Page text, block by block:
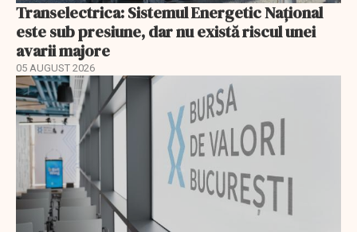
Transelectrica: Sistemul Energetic Național
este sub presiune, dar nu există riscul unei
avarii majore
05 AUGUST 2026